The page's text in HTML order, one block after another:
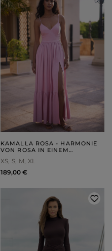
KAMALLA ROSA - HARMONIE
VON ROSA IN EINEM
XS S M XL
189,00 €